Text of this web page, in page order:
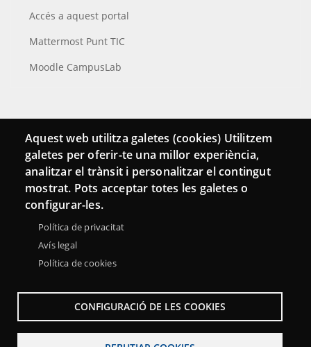
Accés a aquest portal
Mattermost Punt TIC
Moodle CampusLab
Connecta
Bustia de contacte
Butlletins
Aquest web utilitza galetes (cookies) Utilitzem
galetes per oferir-te una millor experiència,
analitzar el trànsit i personalitzar el contingut
mostrat. Pots acceptar totes les galetes o
configurar-les.
Política de privacitat
Avís legal
Política de cookies
CONFIGURACIÓ DE LES COOKIES